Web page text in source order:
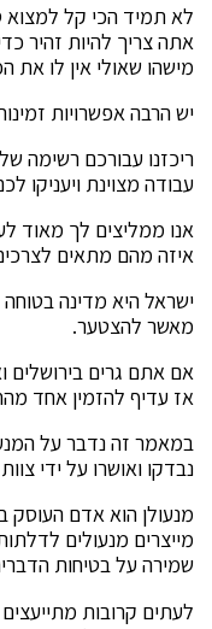
לא תמיד הכי קל למצוא
אתה צריך להיות זהיר
מישהו שאולי אין לו את
יש הרבה אפשרויות
ריכזנו עבורכם רשימה
עבודה מצוינת ויעניקו
אנו ממליצים לך מאוד
איזה מהם מתאים
ישראל היא מדינה
מאשר להצטער.
אם אתם גרים בירושלים
אז עדיף להזמין אחד
במאמר זה נדבר על
נבדקו ואושרו על ידי
מנעולן הוא אדם העוסק
מייצרים מנעולים
שמירה על בטיחות
לעתים קרובות